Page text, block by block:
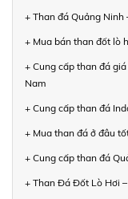
+ Than đá Quảng
+ Mua bán than đốt lò
+ Cung cấp than đá
Nam
+ Cung cấp than đá
+ Mua than đá ở đâu
+ Cung cấp than đá
+ Than Đá Đốt Lò Hơi